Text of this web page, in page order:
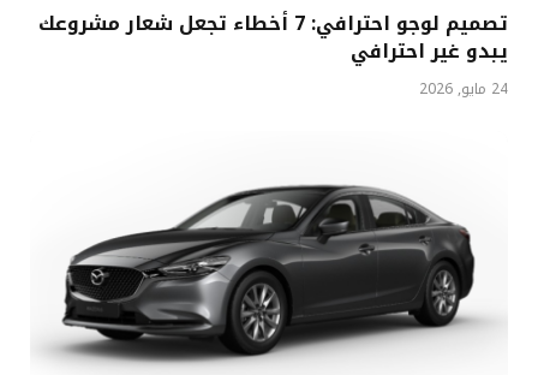
تصميم لوجو احترافي: 7 أخطاء تجعل شعار مشروعك
يبدو غير احترافي
24 مايو, 2026